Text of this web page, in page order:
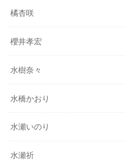
橘杏咲
櫻井孝宏
水樹奈々
水橋かおり
水瀬いのり
水瀬祈